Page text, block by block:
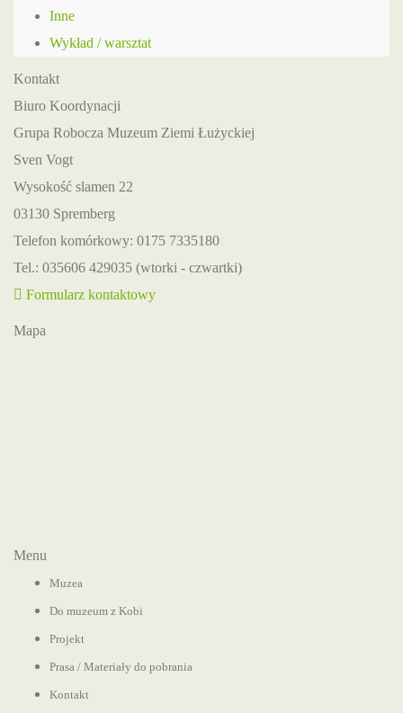
Inne
Wykład / warsztat
Kontakt
Biuro Koordynacji
Grupa Robocza Muzeum Ziemi Łużyckiej
Sven Vogt
Wysokość slamen 22
03130 Spremberg
Telefon komórkowy: 0175 7335180
Tel.: 035606 429035 (wtorki - czwartki)
Formularz kontaktowy
Mapa
Menu
Muzea
Do muzeum z Kobi
Projekt
Prasa / Materiały do pobrania
Kontakt